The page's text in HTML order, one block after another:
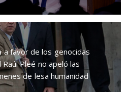
a favor de los genocidas
Pleé no apeló las
de lesa humanidad